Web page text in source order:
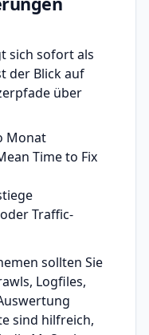
sich sofort als
der Blick auf
über
Monat
Time to Fix
Traffic-
sollten Sie
Logfiles,
sind hilfreich,